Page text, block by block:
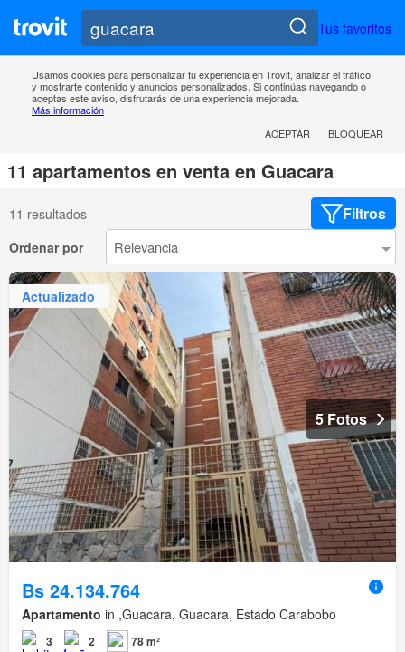
Tus favoritos
Usamos cookies para personalizar tu experiencia en Trovit, analizar el tráfico
y mostrarte contenido y anuncios personalizados. Si continúas navegando o
aceptas este aviso, disfrutarás de una experiencia mejorada.
Más información
ACEPTAR
BLOQUEAR
11 apartamentos en venta en Guacara
11 resultados Filtros
Ordenar por
Actualizado
5 Fotos
Bs 24.134.764
Apartamento in ,Guacara, Guacara, Estado Carabobo
3 2
78 m²